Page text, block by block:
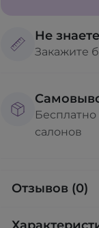
Не
Закажите
Бесплатно
салонов
Отзывов (0)